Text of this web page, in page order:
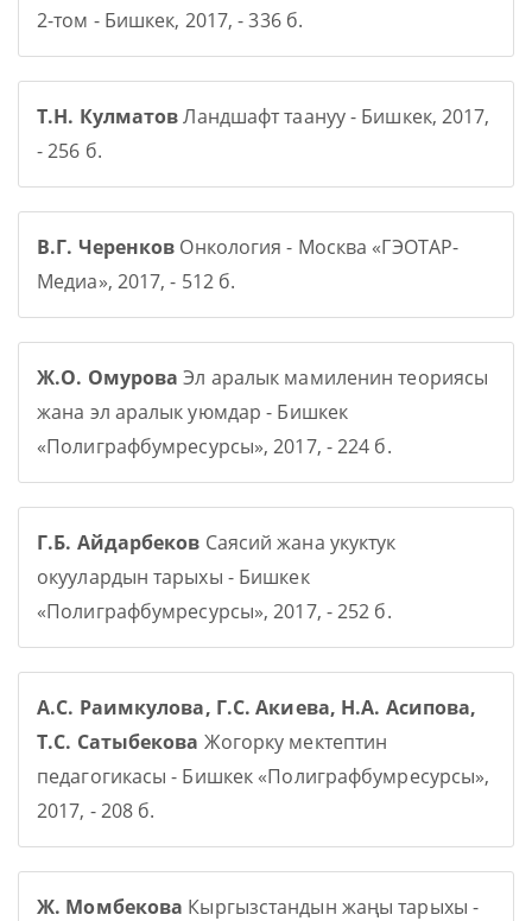
2-том - Бишкек, 2017, - 336 б.
Т.Н. КулматовЛандшафт таануу - Бишкек, 2017,
- 256 б.
В.Г. Черенков Онкология - Москва «ГЭОТАР-
Медиа», 2017, - 512 б.
Ж.О. Омурова Эл аралык мамиленин теориясы
жана эл аралык уюмдар - Бишкек
«Полиграфбумресурсы», 2017, - 224 б.
Г.Б. Айдарбеков Саясий жана укуктук
окуулардын тарыхы - Бишкек
«Полиграфбумресурсы», 2017, - 252 б.
А.С. Раимкулова, Г.С. Акиева, Н.А. Асипова,
Т.С. Сатыбекова Жогорку мектептин
педагогикасы - Бишкек «Полиграфбумресурсы»,
2017, - 208 б.
Ж. Момбекова Кыргызстандын жаңы тарыхы -